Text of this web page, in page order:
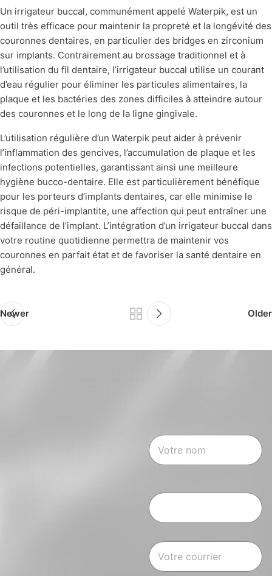
Un irrigateur buccal, communément appelé Waterpik, est un
outil très efficace pour maintenir la propreté et la longévité des
couronnes dentaires, en particulier des bridges en zirconium
sur implants. Contrairement au brossage traditionnel et à
l’utilisation du fil dentaire, l’irrigateur buccal utilise un courant
d’eau régulier pour éliminer les particules alimentaires, la
plaque et les bactéries des zones difficiles à atteindre autour
des couronnes et le long de la ligne gingivale.
L’utilisation régulière d’un Waterpik peut aider à prévenir
l’inflammation des gencives, l’accumulation de plaque et les
infections potentielles, garantissant ainsi une meilleure
hygiène bucco-dentaire. Elle est particulièrement bénéfique
pour les porteurs d’implants dentaires, car elle minimise le
risque de péri-implantite, une affection qui peut entraîner une
défaillance de l’implant. L’intégration d’un irrigateur buccal dans
votre routine quotidienne permettra de maintenir vos
couronnes en parfait état et de favoriser la santé dentaire en
général.
Newer Older